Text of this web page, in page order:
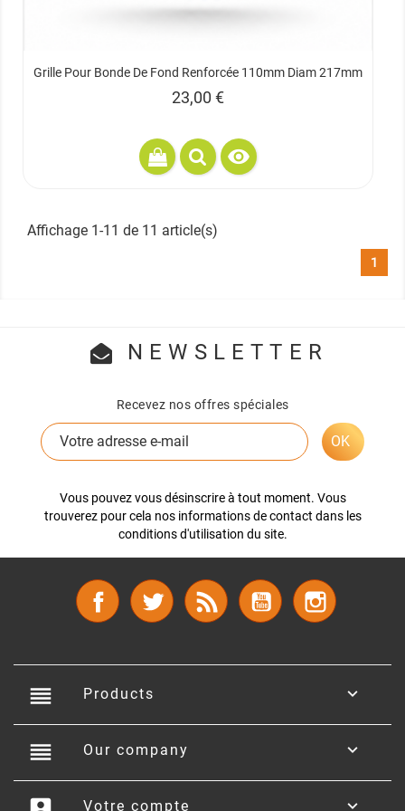
Grille Pour Bonde De Fond Renforcée 110mm Diam 217mm
Prix
23,00 €

Affichage 1-11 de 11 article(s)
1
NEWSLETTER
Recevez nos offres spéciales
Vous pouvez vous désinscrire à tout moment. Vous
trouverez pour cela nos informations de contact dans les
conditions d'utilisation du site.
Facebook Twitter Rss YouTube
reorder Products 
reorder Our company 
Votre compte 